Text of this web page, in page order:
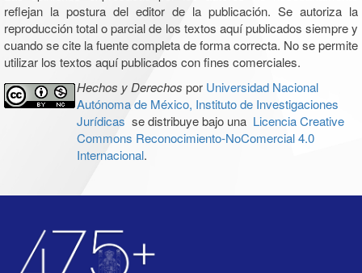
reflejan la postura del editor de la publicación. Se autoriza la
reproducción total o parcial de los textos aquí publicados siempre y
cuando se cite la fuente completa de forma correcta. No se permite
utilizar los textos aquí publicados con fines comerciales.
Hechos y Derechos por Universidad Nacional
Autónoma de México, Instituto de Investigaciones
Jurídicas se distribuye bajo una Licencia Creative
Commons Reconocimiento-NoComercial 4.0
Internacional.